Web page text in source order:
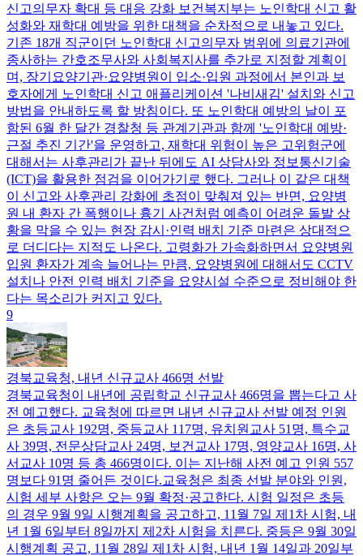
신고의무자 확대 등 대응 강화 보건복지부는 노인학대 신고 활
성화와 재학대 예방을 위한 대책을 순차적으로 내놓고 있다.
기존 18개 직군이던 노인학대 신고의무자 범위에 의료기관에
종사하는 간호조무사와 사회복지사를 추가로 지정할 계획이
며, 장기요양기관·요양병원이 입소·입원 과정에서 본인과 보
호자에게 노인학대 신고 애플리케이션 '나비새김' 설치와 신고
방법을 안내하도록 할 방침이다. 또 노인학대 예방의 날이 포
함된 6월 한 달간 경찰청 등 관계기관과 함께 '노인학대 예방·
근절 추진 기간'을 운영하고, 재학대 위험이 높은 고위험군에
대해서는 사후관리가 끝난 뒤에도 AI 상담사와 정보통신기술
(ICT)을 활용한 점검을 이어가기로 했다. 그러나 이 같은 대책
이 신고와 사후관리 강화에 초점이 맞춰져 있는 반면, 요양병
원 내 환자 간 폭행이나 흉기 사건처럼 예측이 어려운 돌발 상
황을 막을 수 있는 현장 감시·인력 배치 기준 마련은 상대적으
로 더디다는 지적도 나온다. 고령화가 가속화하면서 요양병원
입원 환자가 계속 늘어나는 만큼, 요양병원에 대해서도 CCTV
설치나 안전 인력 배치 기준을 요양시설 수준으로 정비해야 한
다는 목소리가 커지고 있다.
9
경북교육청, 내년 신규교사 466명 선발
경북교육청이 내년에 공립학교 신규교사 466명을 뽑는다고 사
전 예고했다. 교육청에 따르면 내년 신규교사 선발 예정 인원
은 초등교사 192명, 중등교사 117명, 유치원교사 51명, 특수교
사 39명, 전문상담교사 24명, 보건교사 17명, 영양교사 16명, 사
서교사 10명 등 총 466명이다. 이는 지난해 사전 예고 인원 557
명보다 91명 줄어든 것이다.교육청은 최종 선발 분야와 인원,
시험 세부 사항은 오는 9월 확정·공고한다. 시험 일정은 초등
의 경우 9월 9일 시행계획을 공고하고, 11월 7일 제1차 시험, 내
년 1월 6일부터 8일까지 제2차 시험을 치른다. 중등은 9월 30일
시행계획 공고, 11월 28일 제1차 시험, 내년 1월 14일과 20일부